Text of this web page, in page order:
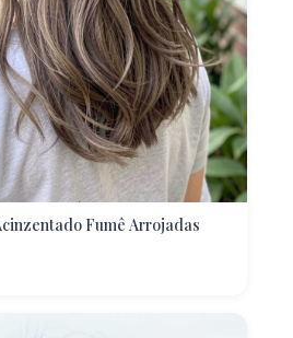
Fumê Arrojadas